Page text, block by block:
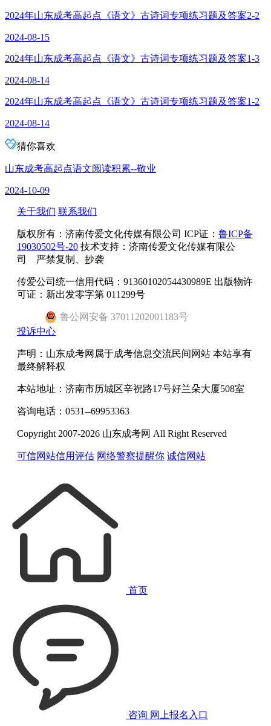
2024年山东成考高起点《语文》古诗词专项练习题及答案2-2
2024-08-15
2024年山东成考高起点《语文》古诗词专项练习题及答案1-3
2024-08-14
2024年山东成考高起点《语文》古诗词专项练习题及答案1-2
2024-08-14
猜你喜欢
山东成考高起点语文阅读积累--敬业
2024-10-09
关于我们 联系我们
版权所有： 济南传爱文化传媒有限公司 ICP证： 鲁ICP备
19030502号-20 技术支持：济南传爱文化传媒有限公
司 严禁复制、抄袭
传爱公司统一信用代码：91360102054430989E 出版物许
可证：新出发零字第 011299号
鲁公网安备 37011202001183号
投诉中心
声明：山东成考网属于成考信息交流民间网站 本站享有
最终解释权
本站地址：济南市历城区辛祝路17号好兰朵大厦508室
咨询电话：0531--69953363
Copyright 2007-2026 山东成考网 All Right Reserved
可信网站信用评估 网络警察提醒你 诚信网站
首页
咨询 网上报名入口